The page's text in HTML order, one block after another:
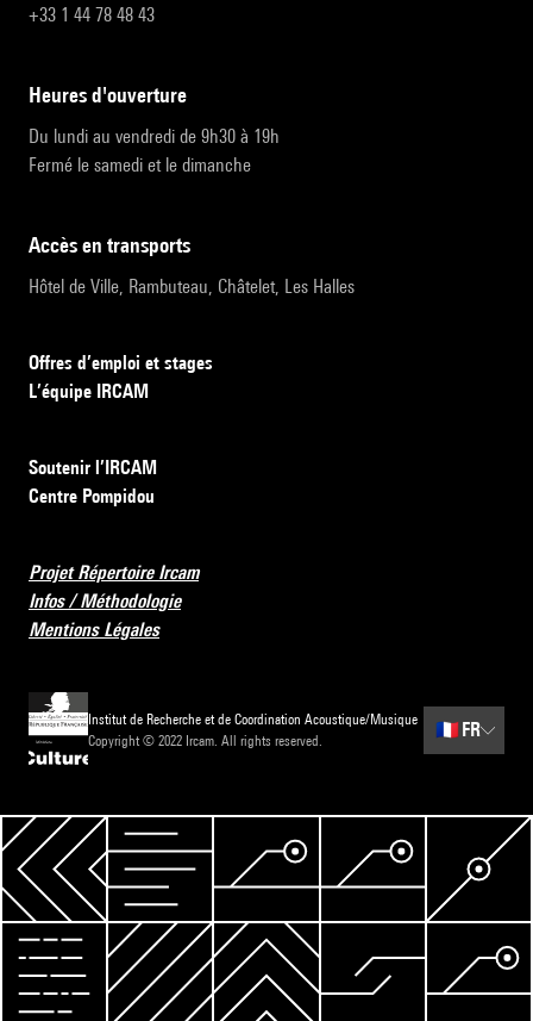
+33 1 44 78 48 43
heures d'ouverture
Du lundi au vendredi de 9h30 à 19h
Fermé le samedi et le dimanche
accès en transports
Hôtel de Ville, Rambuteau, Châtelet, Les Halles
Offres d’emploi et stages
L’équipe IRCAM
Soutenir l’IRCAM
Centre Pompidou
Projet Répertoire Ircam
Infos / Méthodologie
Mentions Légales
Institut de Recherche et de Coordination Acoustique/Musique
Copyright © 2022 Ircam. All rights reserved.
🇫🇷 FR